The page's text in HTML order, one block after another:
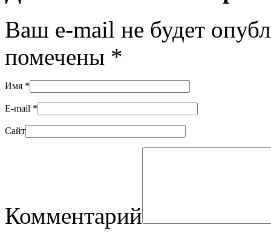
Ваш e-mail не будет
помечены *
Имя *
E-mail *
Сайт
Комментарий